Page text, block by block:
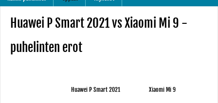
Huawei P Smart 2021 vs Xiaomi Mi 9 -
puhelinten erot
Huawei P Smart 2021 Xiaomi Mi 9